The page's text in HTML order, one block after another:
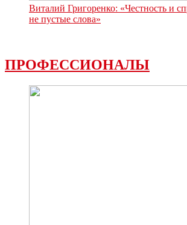
Виталий Григоренко: «Честность и
не пустые слова»
ПРОФЕССИОНАЛЫ